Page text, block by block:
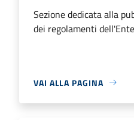
Sezione dedicata alla
dei regolamenti
VAI ALLA PAGINA